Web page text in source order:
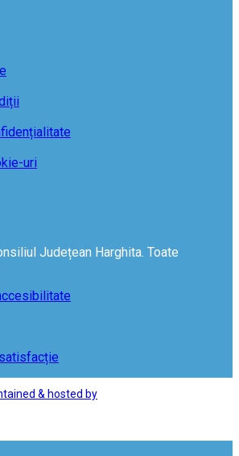
uri
Județean Harghita. Toate
& hosted by